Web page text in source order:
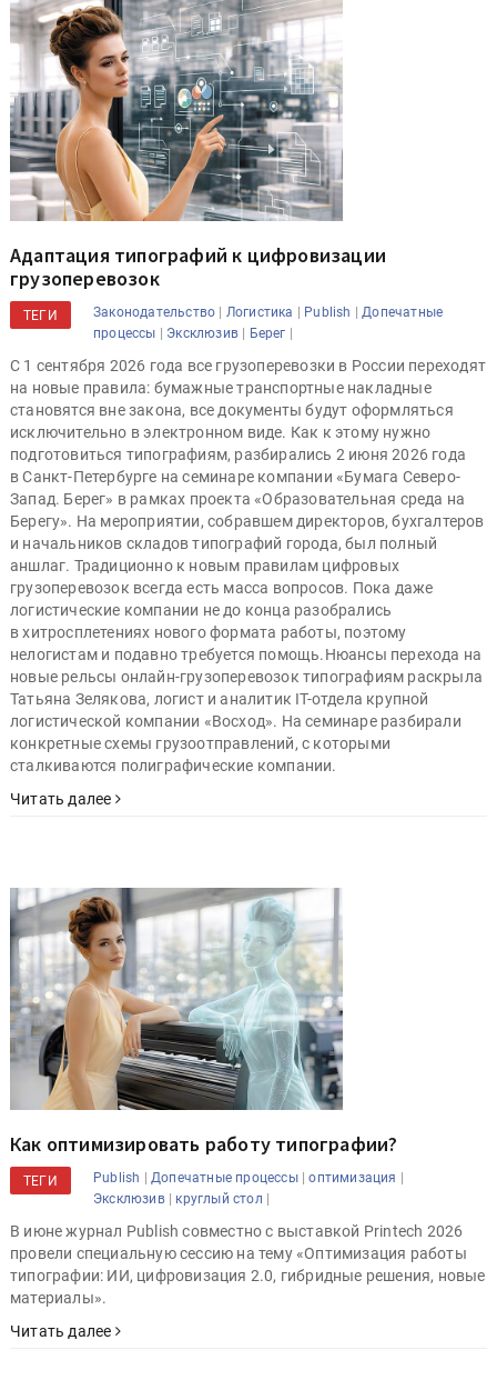
Адаптация типографий к цифровизации
грузоперевозок
ТЕГИ Законодательство | Логистика | Publish | Допечатные
процессы | Эксклюзив | Берег |
С 1 сентября 2026 года все грузоперевозки в России переходят
на новые правила: бумажные транспортные накладные
становятся вне закона, все документы будут оформляться
исключительно в электронном виде. Как к этому нужно
подготовиться типографиям, разбирались 2 июня 2026 года
в Санкт-Петербурге на семинаре компании «Бумага Северо-
Запад. Берег» в рамках проекта «Образовательная среда на
Берегу». На мероприятии, собравшем директоров, бухгалтеров
и начальников складов типографий города, был полный
аншлаг. Традиционно к новым правилам цифровых
грузоперевозок всегда есть масса вопросов. Пока даже
логистические компании не до конца разобрались
в хитросплетениях нового формата работы, поэтому
нелогистам и подавно требуется помощь.Нюансы перехода на
новые рельсы онлайн-грузоперевозок типографиям раскрыла
Татьяна Зелякова, логист и аналитик IT-отдела крупной
логистической компании «Восход». На семинаре разбирали
конкретные схемы грузоотправлений, с которыми
сталкиваются полиграфические компании.
Читать далее
Как оптимизировать работу типографии?
ТЕГИ Publish | Допечатные процессы|оптимизация |
Эксклюзив| круглый стол |
В июне журнал Publish совместно с выставкой Printech 2026
провели специальную сессию на тему «Оптимизация работы
типографии: ИИ, цифровизация 2.0, гибридные решения, новые
материалы».
Читать далее